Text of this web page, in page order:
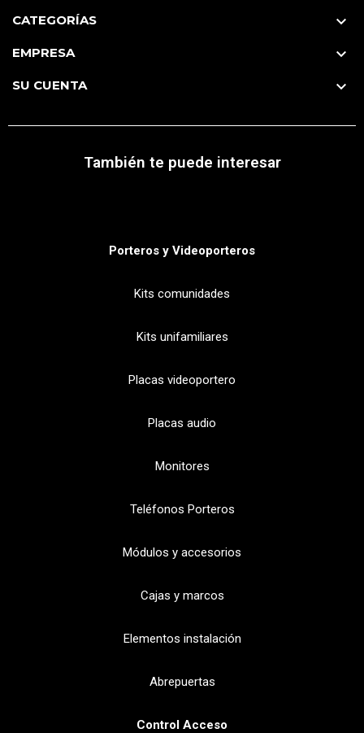
CATEGORÍAS 
EMPRESA 
SU CUENTA 
También te puede interesar
Porteros y Videoporteros
Kits comunidades
Kits unifamiliares
Placas videoportero
Placas audio
Monitores
Teléfonos Porteros
Módulos y accesorios
Cajas y marcos
Elementos instalación
Abrepuertas
Control Acceso